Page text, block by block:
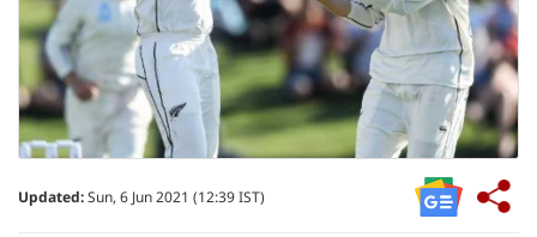
Updated:Sun, 6 Jun 2021 (12:39 IST)